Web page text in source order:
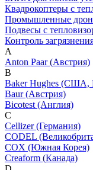
Квадрокоптеры с
Промышленные
Подвесы с
Контроль
A
Anton Paar (Австрия)
B
Baker Hughes (США,
Baur (Австрия)
Bicotest (Англия)
C
Cellizer (Германия)
CODEL
COX (Южная Корея)
Creaform (Канада)